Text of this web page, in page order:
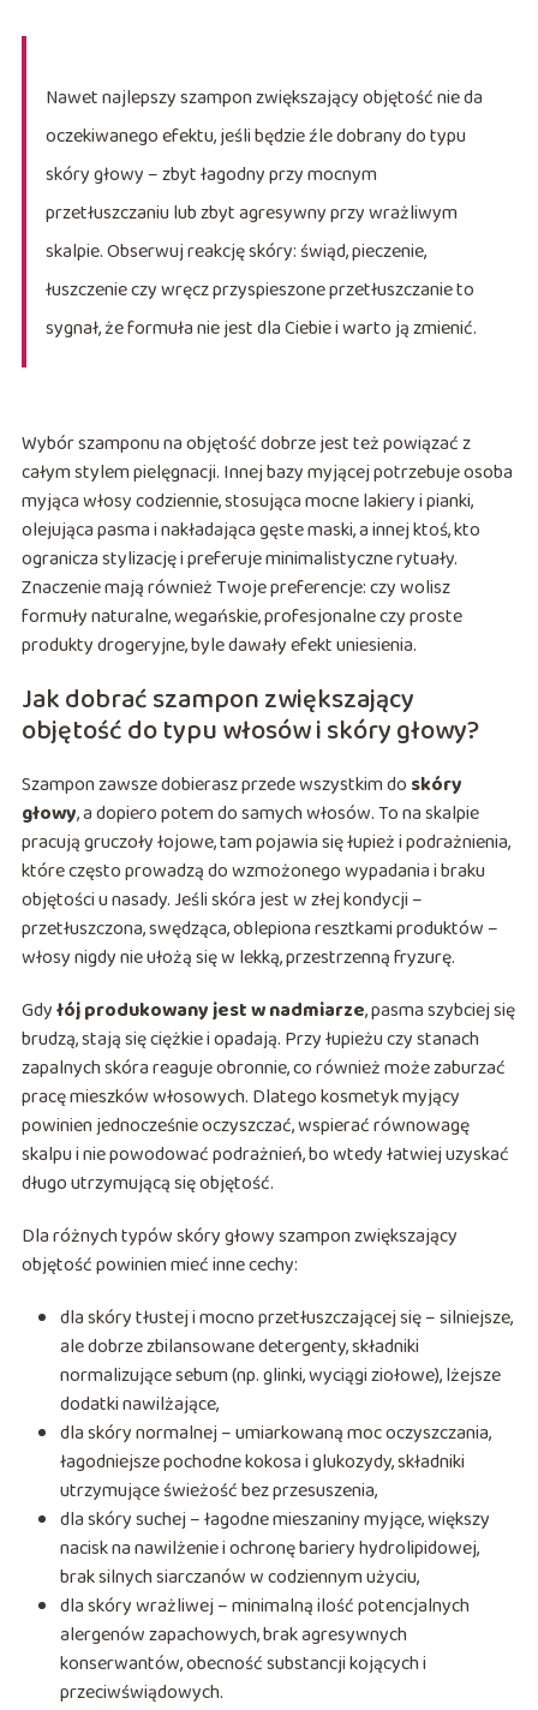
Nawet najlepszy szampon zwiększający objętość nie da
oczekiwanego efektu, jeśli będzie źle dobrany do typu
skóry głowy – zbyt łagodny przy mocnym
przetłuszczaniu lub zbyt agresywny przy wrażliwym
skalpie. Obserwuj reakcję skóry: świąd, pieczenie,
łuszczenie czy wręcz przyspieszone przetłuszczanie to
sygnał, że formuła nie jest dla Ciebie i warto ją zmienić.
Wybór szamponu na objętość dobrze jest też powiązać z
całym stylem pielęgnacji. Innej bazy myjącej potrzebuje osoba
myjąca włosy codziennie, stosująca mocne lakiery i pianki,
olejująca pasma i nakładająca gęste maski, a innej ktoś, kto
ogranicza stylizację i preferuje minimalistyczne rytuały.
Znaczenie mają również Twoje preferencje: czy wolisz
formuły naturalne, wegańskie, profesjonalne czy proste
produkty drogeryjne, byle dawały efekt uniesienia.
Jak dobrać szampon zwiększający
objętość do typu włosów i skóry głowy?
Szampon zawsze dobierasz przede wszystkim do skóry
głowy, a dopiero potem do samych włosów. To na skalpie
pracują gruczoły łojowe, tam pojawia się łupież i podrażnienia,
które często prowadzą do wzmożonego wypadania i braku
objętości u nasady. Jeśli skóra jest w złej kondycji –
przetłuszczona, swędząca, oblepiona resztkami produktów –
włosy nigdy nie ułożą się w lekką, przestrzenną fryzurę.
Gdyłój produkowany jest w nadmiarze, pasma szybciej się
brudzą, stają się ciężkie i opadają. Przy łupieżu czy stanach
zapalnych skóra reaguje obronnie, co również może zaburzać
pracę mieszków włosowych. Dlatego kosmetyk myjący
powinien jednocześnie oczyszczać, wspierać równowagę
skalpu i nie powodować podrażnień, bo wtedy łatwiej uzyskać
długo utrzymującą się objętość.
Dla różnych typów skóry głowy szampon zwiększający
objętość powinien mieć inne cechy:
dla skóry tłustej i mocno przetłuszczającej się – silniejsze,
ale dobrze zbilansowane detergenty, składniki
normalizujące sebum (np. glinki, wyciągi ziołowe), lżejsze
dodatki nawilżające,
dla skóry normalnej – umiarkowaną moc oczyszczania,
łagodniejsze pochodne kokosa i glukozydy, składniki
utrzymujące świeżość bez przesuszenia,
dla skóry suchej – łagodne mieszaniny myjące, większy
nacisk na nawilżenie i ochronę bariery hydrolipidowej,
brak silnych siarczanów w codziennym użyciu,
dla skóry wrażliwej – minimalną ilość potencjalnych
alergenów zapachowych, brak agresywnych
konserwantów, obecność substancji kojących i
przeciwświądowych.